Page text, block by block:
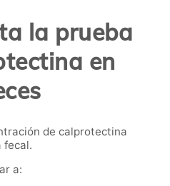
la prueba
en
de calprotectina
fecal.
a: